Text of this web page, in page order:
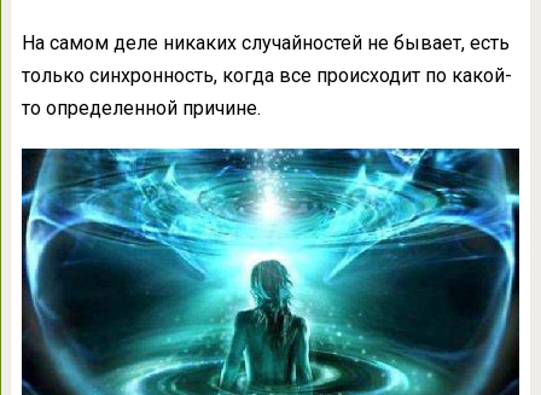
На самом деле никаких случайностей не бывает, есть
только синхронность, когда все происходит по какой-
то определенной причине.